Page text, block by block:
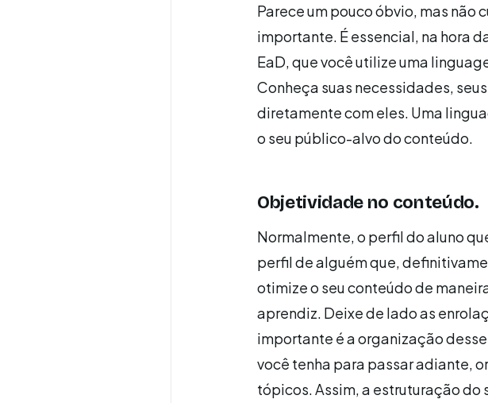
Parece um pouco óbvio, mas não
importante. É essencial, na hora
EaD, que você utilize uma
Conheça suas necessidades,
diretamente com eles. Uma
o seu público-alvo do conteúdo.
Objetividade no conteúdo.
Normalmente, o perfil do aluno
perfil de alguém que,
otimize o seu conteúdo de
aprendiz. Deixe de lado as
importante é a organização
você tenha para passar adiante,
tópicos. Assim, a estruturação do